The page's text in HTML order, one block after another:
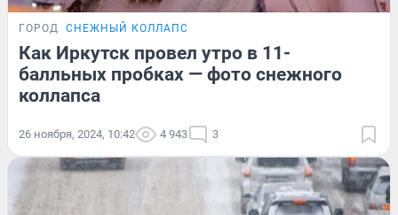
ГОРОД СНЕЖНЫЙ КОЛЛАПС
Как Иркутск провел утро в 11-
балльных пробках — фото снежного
коллапса
26 ноября, 2024, 10:42 4 943 3